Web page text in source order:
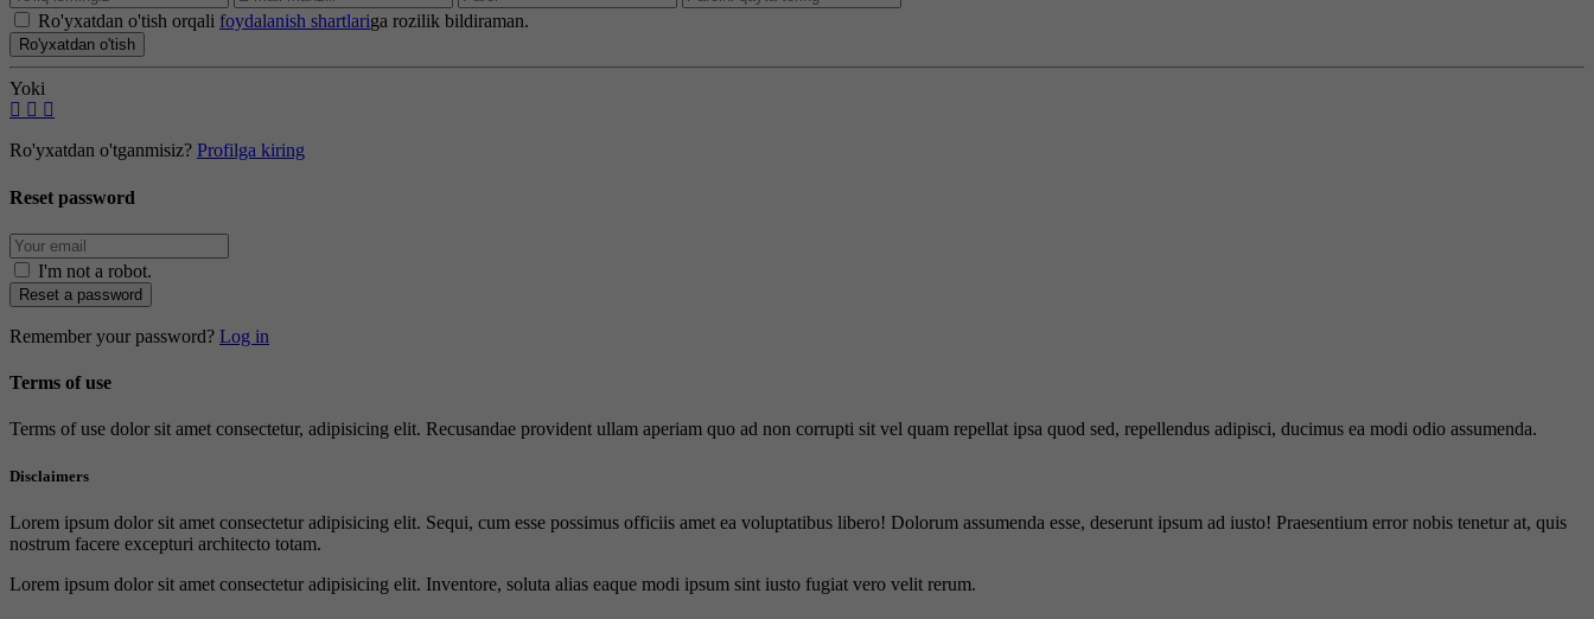
Ro'yxatdan o'tish orqali foydalanish shartlariga rozilik bildiraman.
Ro'yxatdan o'tish
Yoki
Ro'yxatdan o'tganmisiz? Profilga kiring
Reset password
I'm not a robot.
Reset a password
Remember your password? Log in
Terms of use
Terms of use dolor sit amet consectetur, adipisicing elit. Recusandae provident ullam aperiam quo ad non corrupti sit vel quam repellat ipsa quod sed, repellendus adipisci, ducimus ea modi odio assumenda.
Disclaimers
Lorem ipsum dolor sit amet consectetur adipisicing elit. Sequi, cum esse possimus officiis amet ea voluptatibus libero! Dolorum assumenda esse, deserunt ipsum ad iusto! Praesentium error nobis tenetur at, quis
nostrum facere excepturi architecto totam.
Lorem ipsum dolor sit amet consectetur adipisicing elit. Inventore, soluta alias eaque modi ipsum sint iusto fugiat vero velit rerum.